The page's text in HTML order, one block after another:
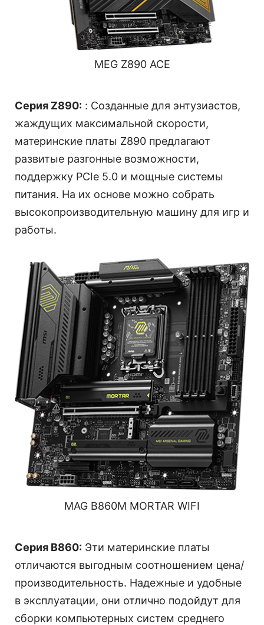
MEG Z890 ACE
Серия Z890: : Созданные для энтузиастов,
жаждущих максимальной скорости,
материнские платы Z890 предлагают
развитые разгонные возможности,
поддержку PCIe 5.0 и мощные системы
питания. На их основе можно собрать
высокопроизводительную машину для игр и
работы.
MAG B860M MORTAR WIFI
Серия B860: Эти материнские платы
отличаются выгодным соотношением цена/
производительность. Надежные и удобные
в эксплуатации, они отлично подойдут для
сборки компьютерных систем среднего